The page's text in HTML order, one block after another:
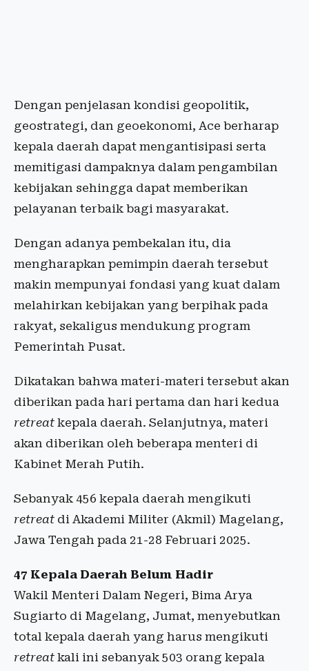
Dengan penjelasan kondisi geopolitik,
geostrategi, dan geoekonomi, Ace berharap
kepala daerah dapat mengantisipasi serta
memitigasi dampaknya dalam pengambilan
kebijakan sehingga dapat memberikan
pelayanan terbaik bagi masyarakat.
Dengan adanya pembekalan itu, dia
mengharapkan pemimpin daerah tersebut
makin mempunyai fondasi yang kuat dalam
melahirkan kebijakan yang berpihak pada
rakyat, sekaligus mendukung program
Pemerintah Pusat.
Dikatakan bahwa materi-materi tersebut akan
diberikan pada hari pertama dan hari kedua
retreat kepala daerah. Selanjutnya, materi
akan diberikan oleh beberapa menteri di
Kabinet Merah Putih.
Sebanyak 456 kepala daerah mengikuti
retreat di Akademi Militer (Akmil) Magelang,
Jawa Tengah pada 21-28 Februari 2025.
47 Kepala Daerah Belum Hadir
Wakil Menteri Dalam Negeri, Bima Arya
Sugiarto di Magelang, Jumat, menyebutkan
total kepala daerah yang harus mengikuti
retreat kali ini sebanyak 503 orang kepala